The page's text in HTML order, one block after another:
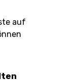
auf